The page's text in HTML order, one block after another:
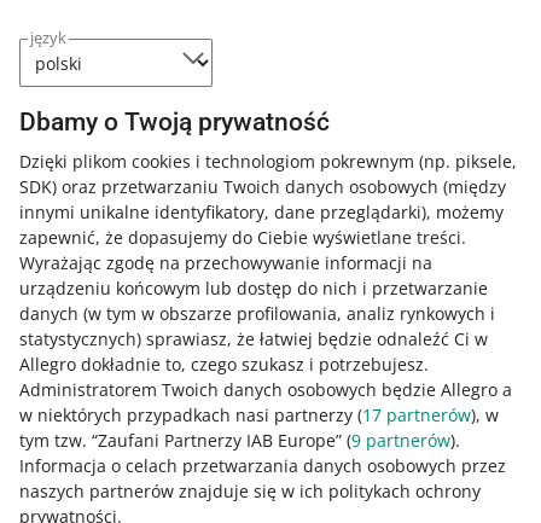
język
Dbamy o Twoją prywatność
Dzięki plikom cookies i technologiom pokrewnym (np. piksele,
SDK) oraz przetwarzaniu Twoich danych osobowych (między
innymi unikalne identyfikatory, dane przeglądarki), możemy
zapewnić, że dopasujemy do Ciebie wyświetlane treści.
Wyrażając zgodę na przechowywanie informacji na
urządzeniu końcowym lub dostęp do nich i przetwarzanie
danych (w tym w obszarze profilowania, analiz rynkowych i
statystycznych) sprawiasz, że łatwiej będzie odnaleźć Ci w
Allegro dokładnie to, czego szukasz i potrzebujesz.
Administratorem Twoich danych osobowych będzie Allegro a
w niektórych przypadkach nasi partnerzy (17 partnerów), w
tym tzw. “Zaufani Partnerzy IAB Europe” (9 partnerów).
Informacja o celach przetwarzania danych osobowych przez
naszych partnerów znajduje się w ich politykach ochrony
prywatności.
kwota do zapłaty
Warto wiedzieć
Dane, które wpiszesz w polu [tytułem]
mają charakter jedynie informacyjny i